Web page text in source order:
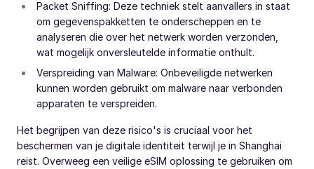
Packet Sniffing: Deze techniek stelt aanvallers in staat
om gegevenspakketten te onderscheppen en te
analyseren die over het netwerk worden verzonden,
wat mogelijk onversleutelde informatie onthult.
Verspreiding van Malware: Onbeveiligde netwerken
kunnen worden gebruikt om malware naar verbonden
apparaten te verspreiden.
Het begrijpen van deze risico's is cruciaal voor het
beschermen van je digitale identiteit terwijl je in Shanghai
reist. Overweeg een veilige eSIM oplossing te gebruiken om